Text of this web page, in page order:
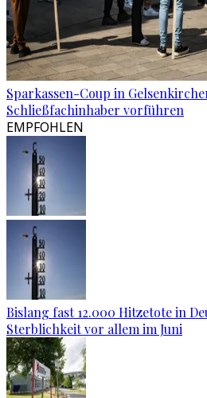
Sparkassen-Coup in
Schließfachinhaber vorführen
EMPFOHLEN
Bislang fast 12.000 Hitzetote in
Sterblichkeit vor allem im Juni